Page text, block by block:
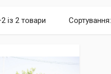
із 2 товари Сортування: